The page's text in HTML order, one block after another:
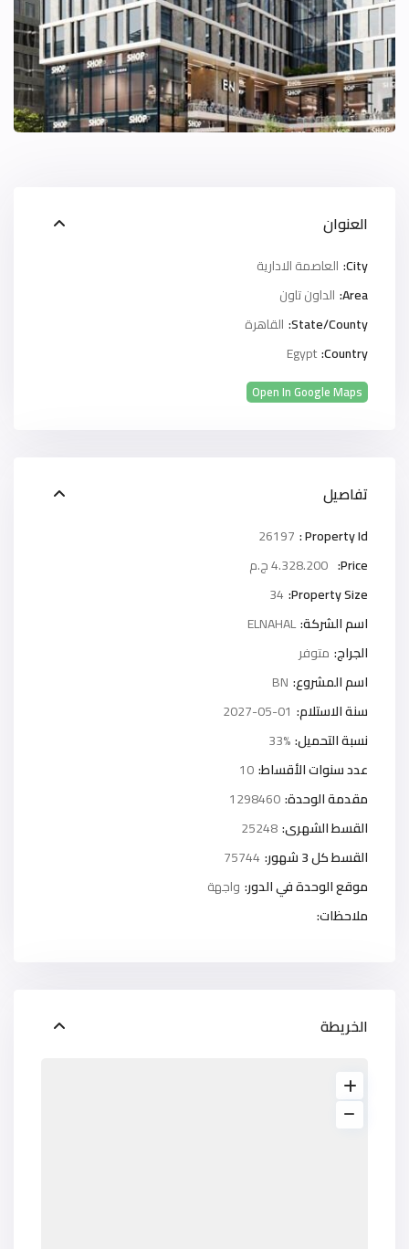
العنوان
City: العاصمة الادارية
Area: الداون تاون
State/County: القاهرة
Country:
Egypt
Open In Google Maps
تفاصيل
Property Id :
26197
Price: 4.328.200 ج.م
Property Size:
34
اسم الشركة:ELNAHAL
الجراج: متوفر
اسم المشروع: BN
سنة الاستلام: 2027-05-01
نسبة التحميل:33%
عدد سنوات الأقساط:10
مقدمة الوحدة:1298460
القسط الشهرى:25248
القسط كل 3 شهور:
75744
موقع الوحدة في الدور: واجهة
ملاحظات:
الخريطة